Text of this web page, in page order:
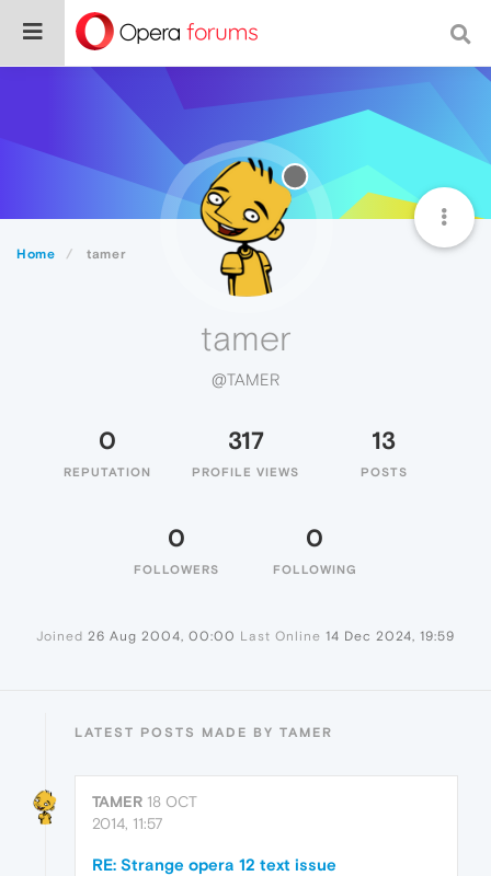
Home tamer
tamer
@TAMER
0
REPUTATION
317
PROFILE VIEWS
13
POSTS
0
FOLLOWERS
0
FOLLOWING
Joined 26 Aug 2004, 00:00 Last Online 14 Dec 2024, 19:59
LATEST POSTS MADE BY TAMER
TAMER 18 OCT
2014, 11:57
RE: Strange opera 12 text issue